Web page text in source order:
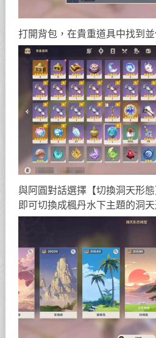
打開背包，在貴重道具中找到
與阿圓對話選擇【切換洞天形
即可切換成楓丹水下主題的洞天